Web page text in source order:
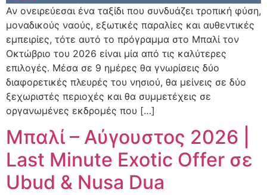
Αν ονειρεύεσαι ένα ταξίδι που συνδυάζει τροπική φύση,
μοναδικούς ναούς, εξωτικές παραλίες και αυθεντικές
εμπειρίες, τότε αυτό το πρόγραμμα στο Μπαλί τον
Οκτώβριο του 2026 είναι μία από τις καλύτερες
επιλογές. Μέσα σε 9 ημέρες θα γνωρίσεις δύο
διαφορετικές πλευρές του νησιού, θα μείνεις σε δύο
ξεχωριστές περιοχές και θα συμμετέχεις σε
οργανωμένες εκδρομές που […]
Μπαλί – Αύγουστος 2026 |
Last Minute Exotic Offer σε
Ubud & Nusa Dua